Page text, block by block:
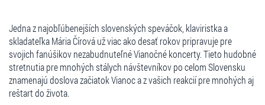
Jedna z najobľúbenejších slovenských speváčok, klaviristka a
skladateľka Mária Čírová už viac ako desať rokov pripravuje pre
svojich fanúšikov nezabudnuteľné Vianočné koncerty. Tieto hudobné
stretnutia pre mnohých stálych návštevníkov po celom Slovensku
znamenajú doslova začiatok Vianoc a z vašich reakcií pre mnohých aj
reštart do života.